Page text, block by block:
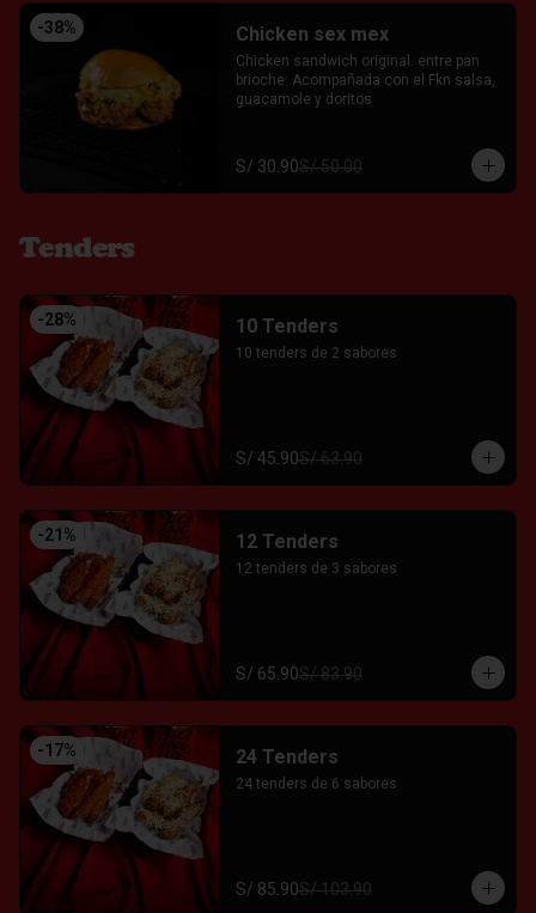
-38% Chicken sex mex
Chicken sandwich original. entre pan
brioche. Acompañada con el Fkn salsa,
guacamole y doritos
S/ 30.90S/ 50.00
Tenders
-28% 10 Tenders
10 tenders de 2 sabores
S/ 45.90S/ 63.90
-21 % 12 Tenders
12 tenders de 3 sabores
S/ 65.90S/ 83.90
-17% 24 Tenders
24 tenders de 6 sabores
S/ 85.90S/ 103.90